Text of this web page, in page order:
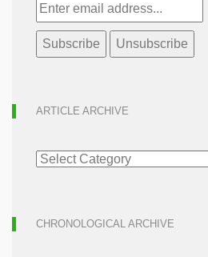
ARTICLE ARCHIVE
ARTICLE
ARCHIVE
CHRONOLOGICAL ARCHIVE